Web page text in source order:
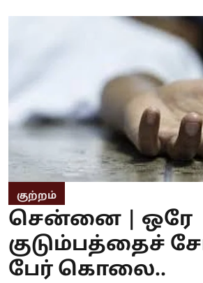
குற்றம்
சென்னை | ஒரே
குடும்பத்தைச்
பேர் கொலை..